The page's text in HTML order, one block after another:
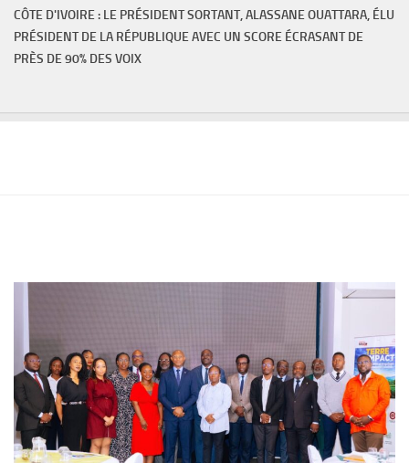
CÔTE D'IVOIRE : LE PRÉSIDENT SORTANT, ALASSANE OUATTARA, ÉLU
PRÉSIDENT DE LA RÉPUBLIQUE AVEC UN SCORE ÉCRASANT DE
PRÈS DE 90% DES VOIX